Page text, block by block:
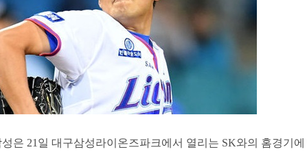
은 21일 대구삼성라이온즈파크에서 열리는 SK와의 홈경기에